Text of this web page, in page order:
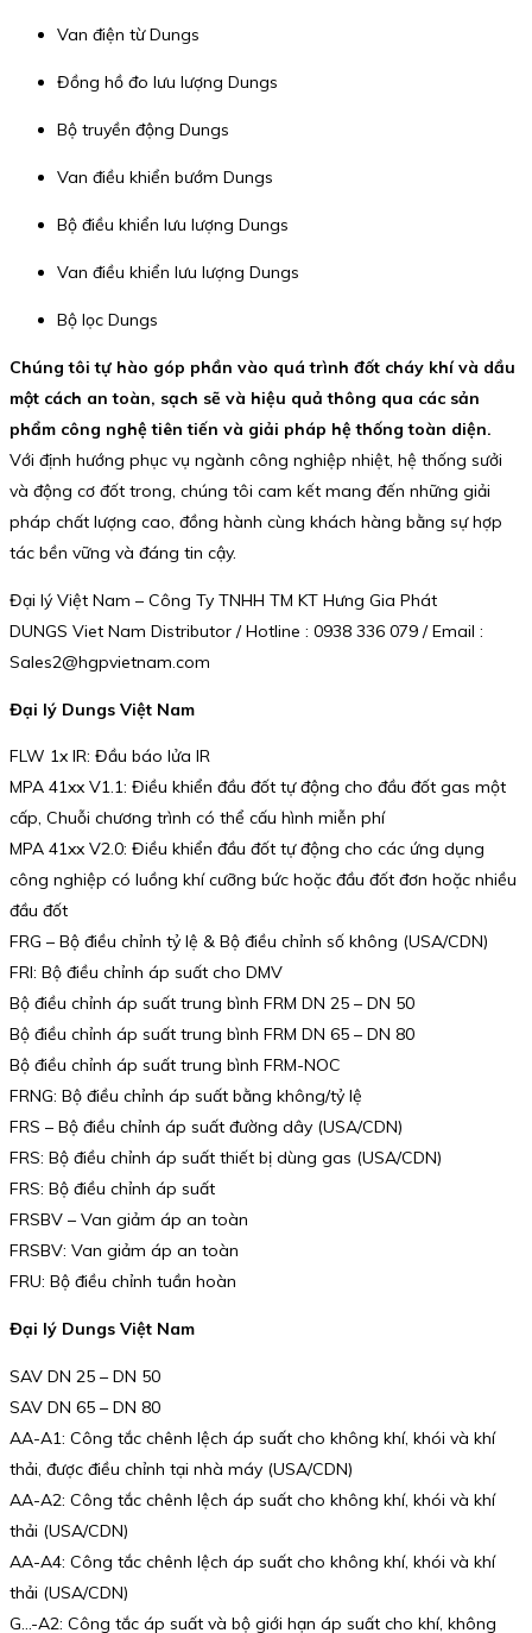
Van điện từ Dungs
Đồng hồ đo lưu lượng Dungs
Bộ truyền động Dungs
Van điều khiển bướm Dungs
Bộ điều khiển lưu lượng Dungs
Van điều khiển lưu lượng Dungs
Bộ lọc Dungs
Chúng tôi tự hào góp phần vào quá trình đốt cháy khí và dầu
một cách an toàn, sạch sẽ và hiệu quả thông qua các sản
phẩm công nghệ tiên tiến và giải pháp hệ thống toàn diện.
Với định hướng phục vụ ngành công nghiệp nhiệt, hệ thống sưởi
và động cơ đốt trong, chúng tôi cam kết mang đến những giải
pháp chất lượng cao, đồng hành cùng khách hàng bằng sự hợp
tác bền vững và đáng tin cậy.
Đại lý Việt Nam – Công Ty TNHH TM KT Hưng Gia Phát
DUNGS Viet Nam Distributor / Hotline : 0938 336 079 / Email :
Sales2@hgpvietnam.com
Đại lý Dungs Việt Nam
FLW 1x IR: Đầu báo lửa IR
MPA 41xx V1.1: Điều khiển đầu đốt tự động cho đầu đốt gas một
cấp, Chuỗi chương trình có thể cấu hình miễn phí
MPA 41xx V2.0: Điều khiển đầu đốt tự động cho các ứng dụng
công nghiệp có luồng khí cưỡng bức hoặc đầu đốt đơn hoặc nhiều
đầu đốt
FRG – Bộ điều chỉnh tỷ lệ & Bộ điều chỉnh số không (USA/CDN)
FRI: Bộ điều chỉnh áp suất cho DMV
Bộ điều chỉnh áp suất trung bình FRM DN 25 – DN 50
Bộ điều chỉnh áp suất trung bình FRM DN 65 – DN 80
Bộ điều chỉnh áp suất trung bình FRM-NOC
FRNG: Bộ điều chỉnh áp suất bằng không/tỷ lệ
FRS – Bộ điều chỉnh áp suất đường dây (USA/CDN)
FRS: Bộ điều chỉnh áp suất thiết bị dùng gas (USA/CDN)
FRS: Bộ điều chỉnh áp suất
FRSBV – Van giảm áp an toàn
FRSBV: Van giảm áp an toàn
FRU: Bộ điều chỉnh tuần hoàn
Đại lý Dungs Việt Nam
SAV DN 25 – DN 50
SAV DN 65 – DN 80
AA-A1: Công tắc chênh lệch áp suất cho không khí, khói và khí
thải, được điều chỉnh tại nhà máy (USA/CDN)
AA-A2: Công tắc chênh lệch áp suất cho không khí, khói và khí
thải (USA/CDN)
AA-A4: Công tắc chênh lệch áp suất cho không khí, khói và khí
thải (USA/CDN)
G…-A2: Công tắc áp suất và bộ giới hạn áp suất cho khí, không